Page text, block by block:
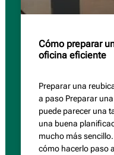
Cómo preparar
oficina eficiente
Preparar una
a paso Preparar
puede parecer una
una buena
mucho más
cómo hacerlo paso